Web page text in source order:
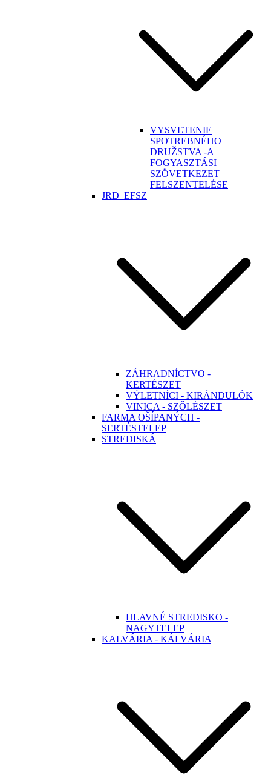
VYSVETENIE
SPOTREBNÉHO
DRUŽSTVA -A
FOGYASZTÁSI
SZÖVETKEZET
FELSZENTELÉSE
JRD_EFSZ
ZÁHRADNÍCTVO -
KERTÉSZET
VÝLETNÍCI - KIRÁNDULÓK
VINICA - SZŐLÉSZET
FARMA OŠÍPANÝCH -
SERTÉSTELEP
STREDISKÁ
HLAVNÉ STREDISKO -
NAGYTELEP
KALVÁRIA - KÁLVÁRIA